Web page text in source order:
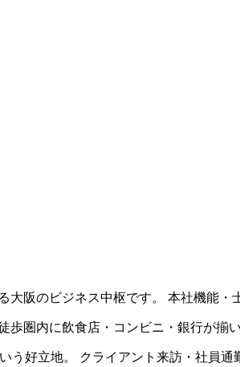
大阪のビジネス中枢です。 本社機能
圏内に飲食店・コンビニ・銀行が揃
う好立地。 クライアント来訪・社員通